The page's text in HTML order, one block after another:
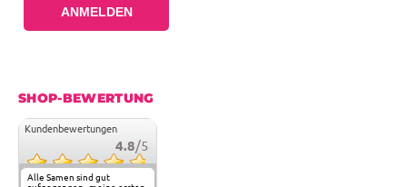
ANMELDEN
SHOP-BEWERTUNG
Kundenbewertungen
4.8/5
Alle Samen sind gut